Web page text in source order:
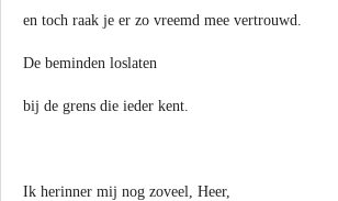
en toch raak je er zo vreemd mee vertrouwd.
De beminden loslaten
bij de grens die ieder kent.
Ik herinner mij nog zoveel, Heer,